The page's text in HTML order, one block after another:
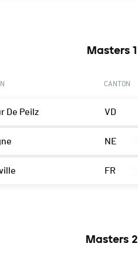
Masters 1
CANTON
De Peilz VD
NE
FR
Masters 2